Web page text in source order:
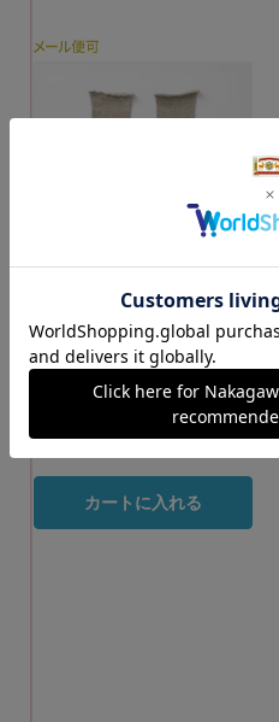
麻シルクのレッグウ
ォーマー
3,410円（税込）
カートに入れる